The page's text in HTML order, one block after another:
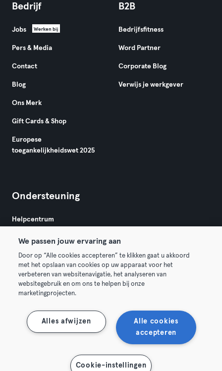
Bedrijf
Jobs Werken bij
Pers & Media
Contact
Blog
Ons Merk
Gift Cards & Shop
Europese
toegankelijkheidswet 2025
B2B
Bedrijfsfitness
Word Partner
Corporate Blog
Verwijs je werkgever
Ondersteuning
Helpcentrum
Algemene Voorwaarden
Membership opzeggen Trek hier je contract terug
We passen jouw ervaring aan
Door op “Alle cookies accepteren” te klikken gaat u akkoord
met het opslaan van cookies op uw apparaat voor het
verbeteren van websitenavigatie, het analyseren van
websitegebruik en om ons te helpen bij onze
marketingprojecten.
Alle cookies
accepteren
Alles afwijzen
Cookie-instellingen